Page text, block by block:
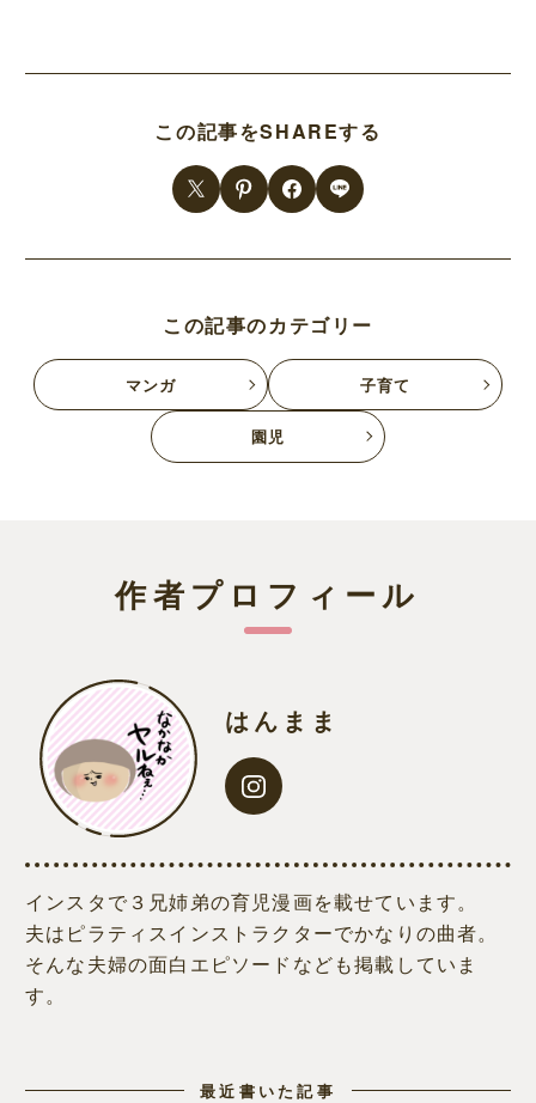
この記事をSHAREする
この記事のカテゴリー
マンガ 子育て
園児
作者プロフィール
はんまま
インスタで３兄姉弟の育児漫画を載せています。
夫はピラティスインストラクターでかなりの曲者。
そんな夫婦の面白エピソードなども掲載していま
す。
最近書いた記事